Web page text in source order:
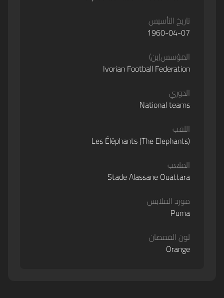
تاريخ التأسيس
1960-04-07
المؤسس(ين)
Ivorian Football Federation
الدوري
National teams
اللقب
Les Éléphants (The Elephants)
الملعب
Stade Alassane Ouattara
مورد الملابس
Puma
لون القمصان
Orange